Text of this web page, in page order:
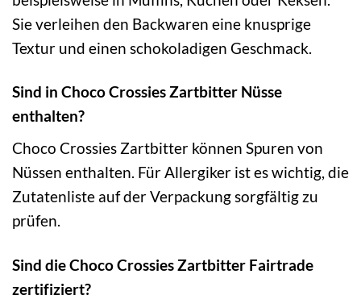
Sie verleihen den Backwaren eine knusprige
Textur und einen schokoladigen Geschmack.
Sind in Choco Crossies Zartbitter Nüsse
enthalten?
Choco Crossies Zartbitter können Spuren von
Nüssen enthalten. Für Allergiker ist es wichtig, die
Zutatenliste auf der Verpackung sorgfältig zu
prüfen.
Sind die Choco Crossies Zartbitter Fairtrade
zertifiziert?